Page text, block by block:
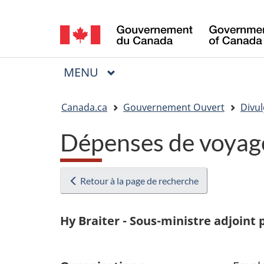
de
la
langue
Menu
MENU PRINCIPAL
Canada.ca Gouvernement Ouvert
Dépenses de
Retour à la page de recherche
Hy Braiter - Sous-ministre adjoint